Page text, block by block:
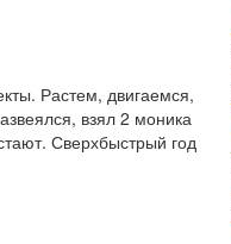
Растем, двигаемся,
взял 2 моника
Сверхбыстрый год